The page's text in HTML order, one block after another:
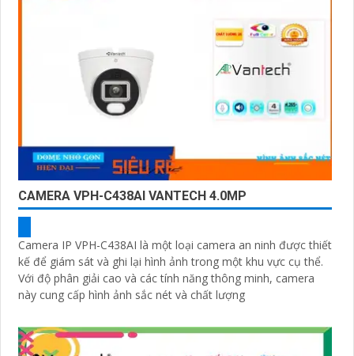
CAMERA VPH-C438AI VANTECH 4.0MP
Camera IP VPH-C438AI là một loại camera an ninh được thiết
kế để giám sát và ghi lại hình ảnh trong một khu vực cụ thể.
Với độ phân giải cao và các tính năng thông minh, camera
này cung cấp hình ảnh sắc nét và chất lượng